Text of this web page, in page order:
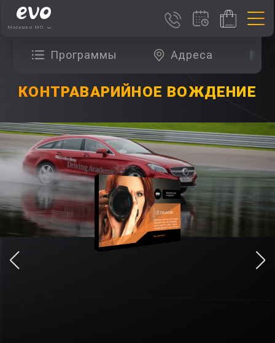
Москва и МО
Программы Адреса
КОНТРАВАРИЙНОЕ ВОЖДЕНИЕ